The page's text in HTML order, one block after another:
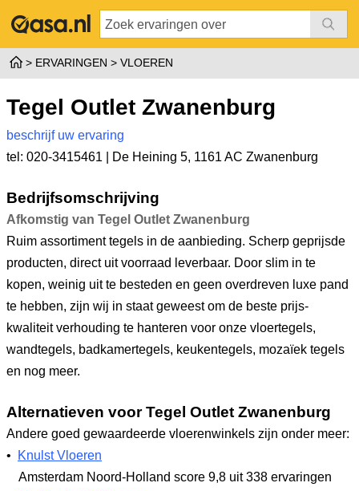
ERVARINGEN VLOEREN
Tegel Outlet Zwanenburg
beschrijf uw ervaring
tel: 020-3415461 |
De Heining 5, 1161 AC Zwanenburg
Bedrijfsomschrijving
Afkomstig van Tegel Outlet Zwanenburg
Ruim assortiment tegels in de aanbieding. Scherp geprijsde
producten, direct uit voorraad leverbaar. Door slim in te
kopen, weinig uit te besteden en geen overdreven luxe pand
te hebben, zijn wij in staat geweest om de beste prijs-
kwaliteit verhouding te hanteren voor onze vloertegels,
wandtegels, badkamertegels, keukentegels, mozaïek tegels
en nog meer.
Alternatieven voor Tegel Outlet Zwanenburg
Andere goed gewaardeerde vloerenwinkels zijn onder meer:
•
Knulst Vloeren
Amsterdam Noord-Holland score 9,8 uit 338 ervaringen